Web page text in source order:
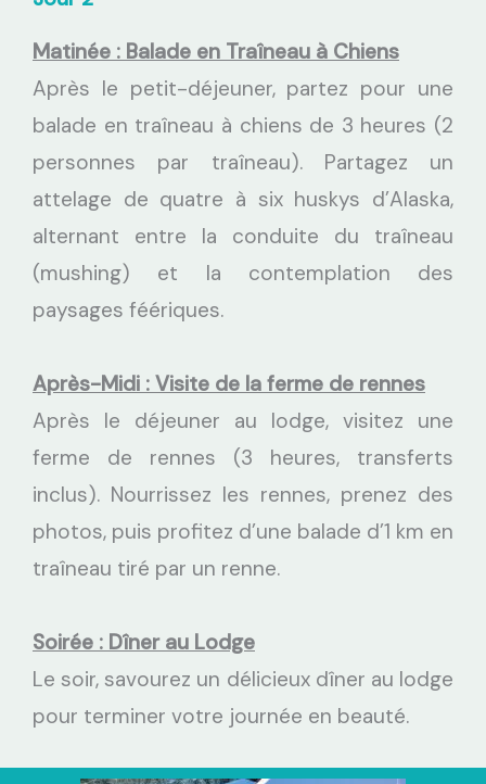
Matinée : Balade en Traîneau à Chiens
Après le petit-déjeuner, partez pour une
balade en traîneau à chiens de 3 heures (2
personnes par traîneau). Partagez un
attelage de quatre à six huskys d’Alaska,
alternant entre la conduite du traîneau
(mushing) et la contemplation des
paysages féériques.
Après-Midi : Visite de la ferme de rennes
Après le déjeuner au lodge, visitez une
ferme de rennes (3 heures, transferts
inclus). Nourrissez les rennes, prenez des
photos, puis profitez d’une balade d’1 km en
traîneau tiré par un renne.
Soirée : Dîner au Lodge
Le soir, savourez un délicieux dîner au lodge
pour terminer votre journée en beauté.